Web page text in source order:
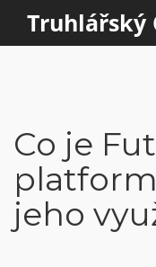
Truhlářský
Co je
jeho